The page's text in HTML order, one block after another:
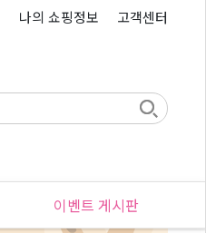
나의 쇼핑정보 고객센터
이벤트 게시판